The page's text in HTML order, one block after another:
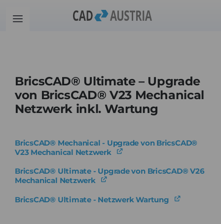
InhaltToggle
Schulung
Kontakt
Download
Community
BricsCAD® Ultimate – Upgrade
von BricsCAD® V23 Mechanical
Netzwerk inkl. Wartung
BricsCAD® Mechanical - Upgrade von BricsCAD®
V23 Mechanical Netzwerk
BricsCAD® Ultimate - Upgrade von BricsCAD® V26
Mechanical Netzwerk
BricsCAD® Ultimate - Netzwerk Wartung